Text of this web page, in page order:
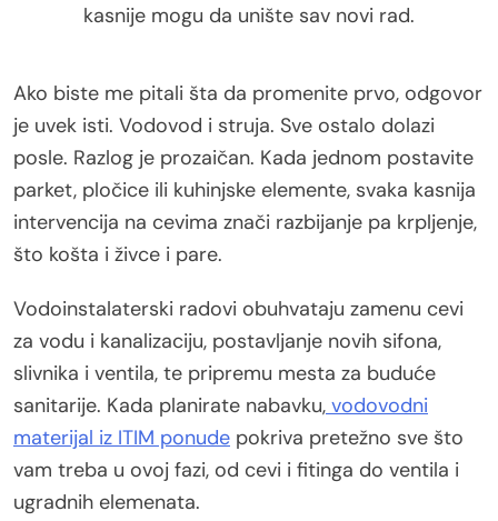
kasnije mogu da unište sav novi rad.
Ako biste me pitali šta da promenite prvo, odgovor
je uvek isti. Vodovod i struja. Sve ostalo dolazi
posle. Razlog je prozaičan. Kada jednom postavite
parket, pločice ili kuhinjske elemente, svaka kasnija
intervencija na cevima znači razbijanje pa krpljenje,
što košta i živce i pare.
Vodoinstalaterski radovi obuhvataju zamenu cevi
za vodu i kanalizaciju, postavljanje novih sifona,
slivnika i ventila, te pripremu mesta za buduće
sanitarije. Kada planirate nabavku, vodovodni
materijal iz ITIM ponude pokriva pretežno sve što
vam treba u ovoj fazi, od cevi i fitinga do ventila i
ugradnih elemenata.